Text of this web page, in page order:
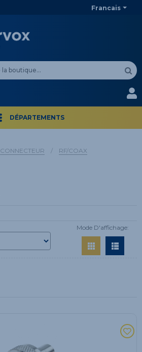
Francais
DÉPARTEMENTS
CONNECTEUR / RF/COAX
Mode D'affichage: